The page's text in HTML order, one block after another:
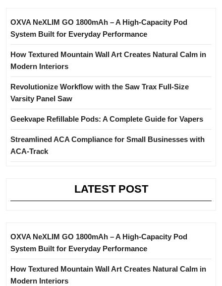
OXVA NeXLIM GO 1800mAh – A High-Capacity Pod
System Built for Everyday Performance
How Textured Mountain Wall Art Creates Natural Calm in
Modern Interiors
Revolutionize Workflow with the Saw Trax Full-Size
Varsity Panel Saw
Geekvape Refillable Pods: A Complete Guide for Vapers
Streamlined ACA Compliance for Small Businesses with
ACA-Track
LATEST POST
OXVA NeXLIM GO 1800mAh – A High-Capacity Pod
System Built for Everyday Performance
How Textured Mountain Wall Art Creates Natural Calm in
Modern Interiors